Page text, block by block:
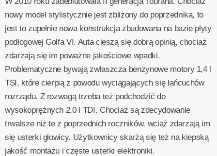
nowy model stylistycznie jest zbliżony do poprzednika, to
jest to zupełnie nowa konstrukcja zbudowana na bazie płyty
podłogowej Golfa VI. Auta cieszą się dobrą opinią, chociaż
zdarzają się im poważne jakościowe wpadki.
Problematyczne bywają zwłaszcza benzynowe motory 1,4 l
TSI, które cierpią z powodu wyciągających się łańcuchów
rozrządu. Z rozwagą trzeba też podchodzić do
wysokoprężnych 2,0 l TDI. Chociaż są zdecydowanie
trwalsze niż te z poprzednich roczników, wciąż zdarzają im
się usterki głowicy. Użytkownicy skarżą się też na kiepską
jakość montażu i częste usterki elektroniki.